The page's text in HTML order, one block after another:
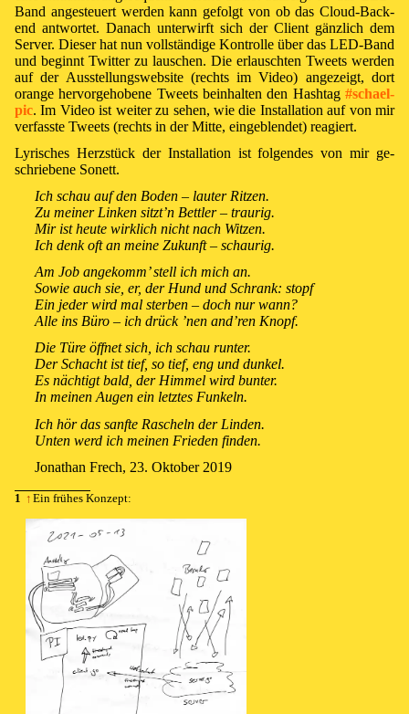
Band an­ge­steu­ert wer­den kann ge­folgt von ob das Cloud-Back­
end ant­wor­tet. Da­nach un­ter­wirft sich der Cli­ent gänz­lich dem
Ser­ver. Die­ser hat nun voll­stän­di­ge Kon­t­rol­le über das LED-Band
und be­ginnt Twit­ter zu lau­schen. Die er­lausch­ten Tweets wer­den
auf der Aus­stel­lungs­web­site (rechts im Vi­deo) an­ge­zeigt, dort
orange her­vor­ge­ho­be­ne Tweets be­in­hal­ten den Hash­tag #schael­
pic. Im Vi­deo ist wei­ter zu se­hen, wie die In­s­tal­la­ti­on auf von mir
ver­fas­ste Tweets (rechts in der Mit­te, ein­ge­blen­det) rea­giert.
Ly­ri­sches Herz­stück der In­s­tal­la­ti­on ist fol­gen­des von mir ge­
schrie­be­ne So­nett.
Ich schau auf den Boden – lauter Ritzen.
Zu meiner Linken sitzt’n Bettler – traurig.
Mir ist heute wirklich nicht nach Witzen.
Ich denk oft an meine Zukunft – schaurig.
Am Job angekomm’ stell ich mich an.
Sowie auch sie, er, der Hund und Schrank: stopf
Ein jeder wird mal sterben – doch nur wann?
Alle ins Büro – ich drück ’nen and’ren Knopf.
Die Türe öffnet sich, ich schau runter.
Der Schacht ist tief, so tief, eng und dunkel.
Es nächtigt bald, der Himmel wird bunter.
In meinen Augen ein letztes Funkeln.
Ich hör das sanfte Rascheln der Linden.
Unten werd ich meinen Frieden finden.
Jonathan Frech, 23⁠.⁠ Oktober 2019
1 ↑ Ein frü­hes Kon­zept: